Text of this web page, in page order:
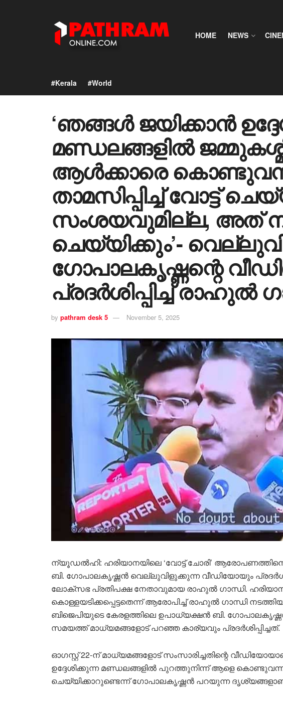
HOME NEWS
#Kerala #World
‘ഞങ്ങൾ ജയിക്കാൻ
മണ്ഡലങ്ങളിൽ
ആൾക്കാരെ
താമസിപ്പിച്ച് വോട്ട്
സംശയവുമില്ല, അത്
ചെയ്യിക്കും’-
ഗോപാലകൃഷ്ണന്റെ
പ്രദർശിപ്പിച്ച് രാഹുൽ
by pathram desk 5 November 5, 2025
ന്യൂഡൽഹി: ഹരിയാനയിലെ ‘വോട്ട് ചോരി’
ബി. ഗോപാലകൃഷ്ണൻ വെല്ലുവിളുക്കുന്ന വീഡിയോയും
ലോക്‌സഭ പ്രതിപക്ഷ നേതാവുമായ രാഹുൽ ഗാന്ധി.
കൊള്ളയടിക്കപ്പെട്ടതെന്ന് ആരോപിച്ച് രാഹുൽ ​ഗാന്ധി
ബിജെപിയുടെ കേരളത്തിലെ ഉപാധ്യക്ഷൻ ബി.
സമയത്ത് മാധ്യമങ്ങളോട് പറഞ്ഞ കാര്യവും പ്രദർശിപ്പിച്ചത്.
ഓഗസ്റ്റ് 22-ന് മാധ്യമങ്ങളോട് സംസാരിച്ചതിന്റെ
ഉദ്ദേശിക്കുന്ന മണ്ഡലങ്ങളിൽ പുറത്തുനിന്ന് ആളെ കൊണ്ടുവന്ന്
ചെയ്യിക്കാറുണ്ടെന്ന് ഗോപാലകൃഷ്ണൻ പറയുന്ന